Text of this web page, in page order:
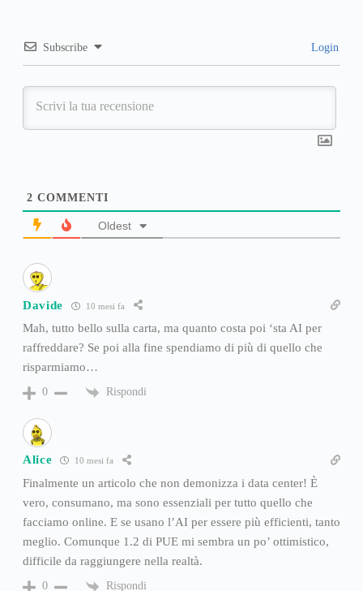
Subscribe Login
2 COMMENTI
Oldest
Davide 10 mesi fa
Mah, tutto bello sulla carta, ma quanto costa poi ‘sta AI per
raffreddare? Se poi alla fine spendiamo di più di quello che
risparmiamo…
0 Rispondi
Alice 10 mesi fa
Finalmente un articolo che non demonizza i data center! È
vero, consumano, ma sono essenziali per tutto quello che
facciamo online. E se usano l’AI per essere più efficienti, tanto
meglio. Comunque 1.2 di PUE mi sembra un po’ ottimistico,
difficile da raggiungere nella realtà.
0 Rispondi